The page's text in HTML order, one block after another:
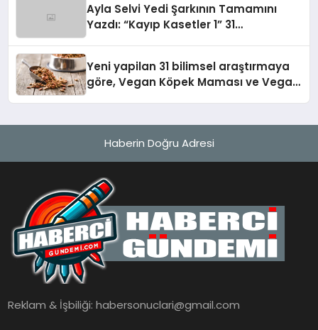
Ayla Selvi Yedi Şarkının Tamamını
Yazdı: “Kayıp Kasetler 1” 31
Yeni yapilan 31 bilimsel araştırmaya
göre, Vegan Köpek Maması ve Vegan
Haberin Doğru Adresi
Reklam & İşbiliği:habersonuclari@gmail.com